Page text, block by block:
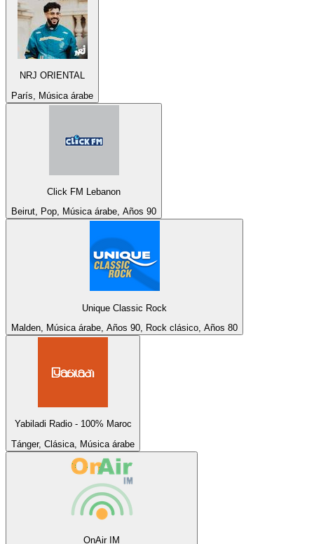
NRJ ORIENTAL
París, Música árabe
Click FM Lebanon
Beirut, Pop, Música árabe, Años 90
Unique Classic Rock
Malden, Música árabe, Años 90, Rock clásico, Años 80
Yabiladi Radio - 100% Maroc
Tánger, Clásica, Música árabe
OnAir IM